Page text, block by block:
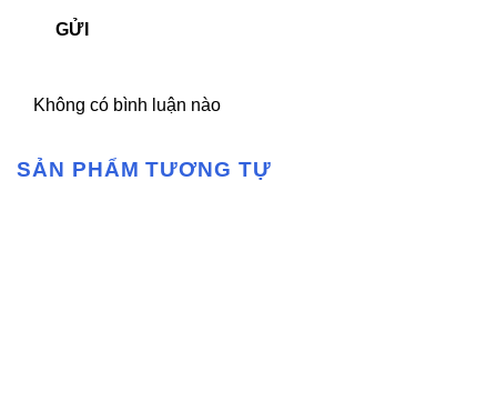
GỬI
Không có bình luận nào
SẢN PHẨM TƯƠNG TỰ